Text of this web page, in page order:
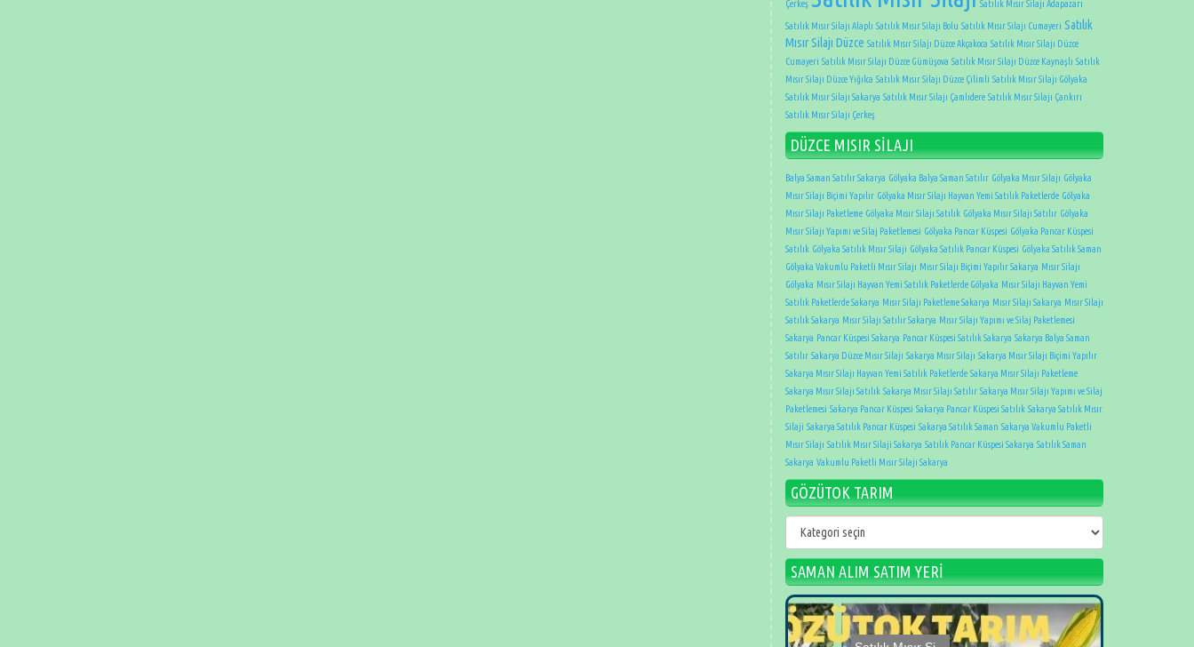
Çerkeş Satılık Mısır Silajı Adapazarı
Satılık Mısır Silajı Alaplı Satılık Mısır Silajı Bolu Satılık Mısır Silajı Cumayeri Satılık
Mısır Silajı Düzce Satılık Mısır Silajı Düzce Akçakoca Satılık Mısır Silajı Düzce
Cumayeri Satılık Mısır Silajı Düzce Gümüşova Satılık Mısır Silajı Düzce Kaynaşlı Satılık
Mısır Silajı Düzce Yığılca Satılık Mısır Silajı Düzce Çilimli Satılık Mısır Silajı Gölyaka
Satılık Mısır Silajı Sakarya Satılık Mısır Silajı Çamlıdere Satılık Mısır Silajı Çankırı
Satılık Mısır Silajı Çerkeş
DÜZCE MISIR SİLAJI
Balya Saman Satılır Sakarya Gölyaka Balya Saman Satılır Gölyaka Mısır Silajı Gölyaka
Mısır Silajı Biçimi Yapılır Gölyaka Mısır Silajı Hayvan Yemi Satılık Paketlerde Gölyaka
Mısır Silajı Paketleme Gölyaka Mısır Silajı Satılık Gölyaka Mısır Silajı Satılır Gölyaka
Mısır Silajı Yapımı ve Silaj Paketlemesi Gölyaka Pancar Küspesi Gölyaka Pancar Küspesi
Satılık Gölyaka Satılık Mısır Silaji Gölyaka Satılık Pancar Küspesi Gölyaka Satılık Saman
Gölyaka Vakumlu Paketli Mısır Silajı Mısır Silajı Biçimi Yapılır Sakarya Mısır Silajı
Gölyaka Mısır Silajı Hayvan Yemi Satılık Paketlerde Gölyaka Mısır Silajı Hayvan Yemi
Satılık Paketlerde Sakarya Mısır Silajı Paketleme Sakarya Mısır Silajı Sakarya Mısır Silajı
Satılık Sakarya Mısır Silajı Satılır Sakarya Mısır Silajı Yapımı ve Silaj Paketlemesi
Sakarya Pancar Küspesi Sakarya Pancar Küspesi Satılık Sakarya Sakarya Balya Saman
Satılır Sakarya Düzce Mısır Silajı Sakarya Mısır Silajı Sakarya Mısır Silajı Biçimi Yapılır
Sakarya Mısır Silajı Hayvan Yemi Satılık Paketlerde Sakarya Mısır Silajı Paketleme
Sakarya Mısır Silajı Satılık Sakarya Mısır Silajı Satılır Sakarya Mısır Silajı Yapımı ve Silaj
Paketlemesi Sakarya Pancar Küspesi Sakarya Pancar Küspesi Satılık Sakarya Satılık Mısır
Silaji Sakarya Satılık Pancar Küspesi Sakarya Satılık Saman Sakarya Vakumlu Paketli
Mısır Silajı Satılık Mısır Silaji Sakarya Satılık Pancar Küspesi Sakarya Satılık Saman
Sakarya Vakumlu Paketli Mısır Silajı Sakarya
GÖZÜTOK TARIM
TARIM
SAMAN ALIM SATIM YERİ
Satılık Mısır Si...
Satılık Mısır Si...